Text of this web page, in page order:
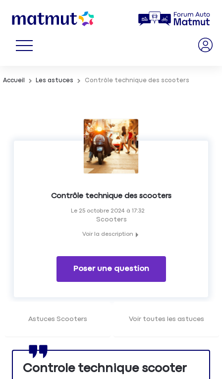
Accueil Les astuces Contrôle technique des scooters
Contrôle technique des scooters
Le 25 octobre 2024 à 17:32
Scooters
Voir la description
Poser une question
Astuces Scooters Voir toutes les astuces
Controle technique scooter